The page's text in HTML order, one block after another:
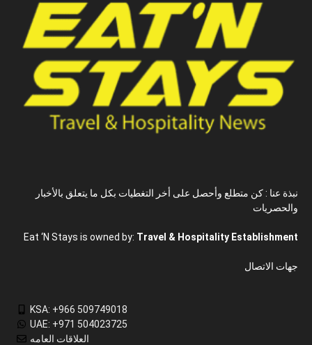
نبذة عنا : كن متطلع وأحصل على أخر التغطيات بكل ما يتعلق بالأخبار
والحصريات
Eat ‘N Stays is owned by: Travel & Hospitality Establishment
جهات الاتصال
KSA: +966 509749018
UAE: +971 504023725
العلاقات العامه